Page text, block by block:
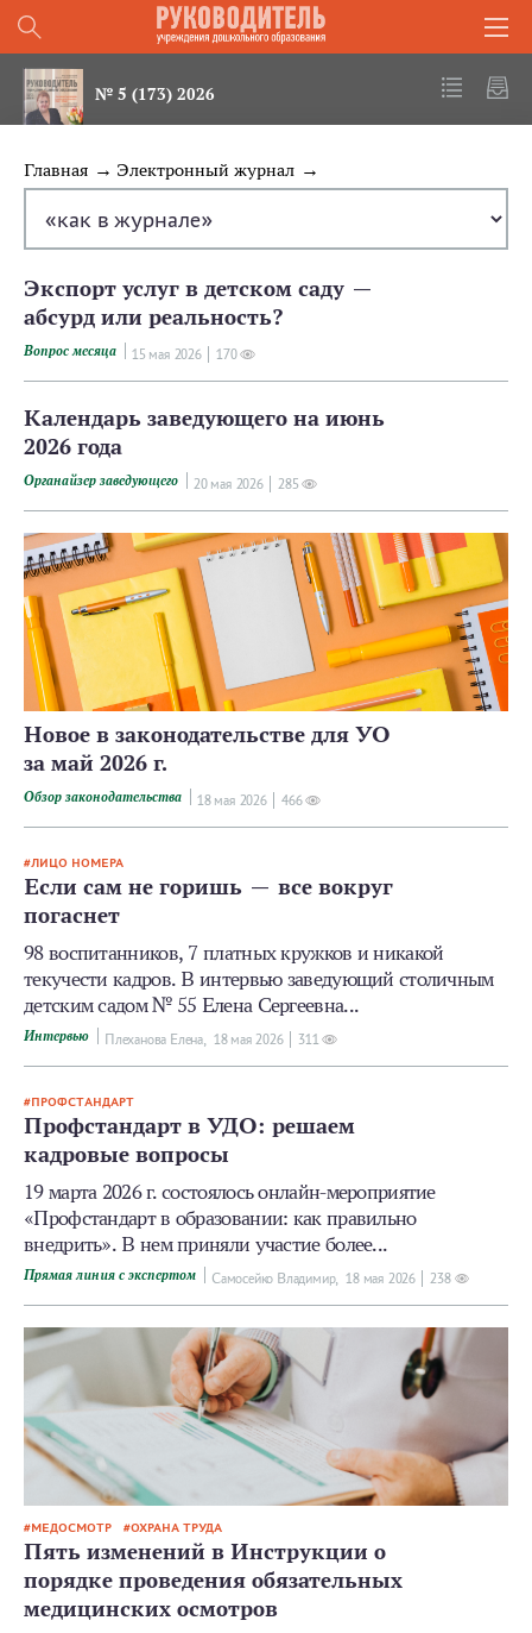
№ 5 (173) 2026
Главная Электронный журнал
Экспорт услуг в детском саду —
абсурд или реальность?
Вопрос месяца 15 мая 2026 170
Календарь заведующего на июнь
2026 года
Органайзер заведующего 20 мая 2026 285
Новое в законодательстве для УО
за май 2026 г.
Обзор законодательства 18 мая 2026 466
ЛИЦО НОМЕРА
Если сам не горишь — все вокруг
погаснет
98 воспитанников, 7 платных кружков и никакой
текучести кадров. В интервью заведующий столичным
детским садом № 55 Елена Сергеевна...
Интервью Плеханова Елена, 18 мая 2026 311
ПРОФСТАНДАРТ
Профстандарт в УДО: решаем
кадровые вопросы
19 марта 2026 г. состоялось онлайн-­мероприятие
«Профстандарт в образовании: как правильно
внедрить». В нем приняли участие более...
Прямая линия с экспертом Самосейко Владимир, 18 мая 2026 238
МЕДОСМОТР ОХРАНА ТРУДА
Пять изменений в Инструкции о
порядке проведения обязательных
медицинских осмотров